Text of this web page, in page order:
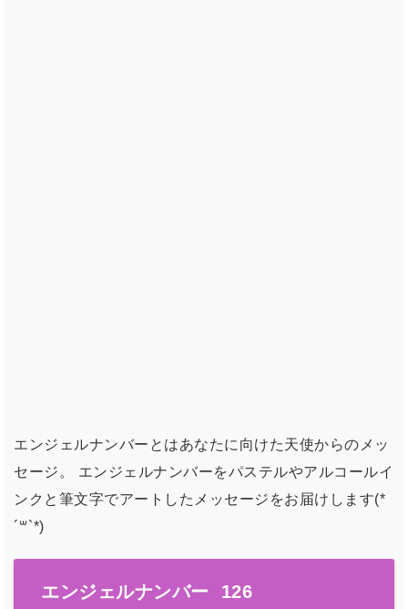
エンジェルナンバーとはあなたに向けた天使からのメッ
セージ。 エンジェルナンバーをパステルやアルコールイ
ンクと筆文字でアートしたメッセージをお届けします(*
´꒳`*)
エンジェルナンバー 126